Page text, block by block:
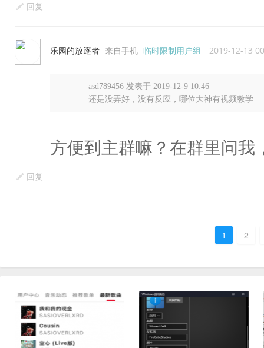
回复
乐园的放逐者 来自手机 临时限制用户组 2019-12-13
asd789456 发表于 2019-12-9 10:46
还是没弄好，没有反应，哪位大神有视频教学
方便到主群嘛？在群里问我
回复
1 2